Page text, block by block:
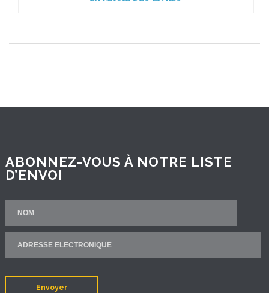
ABONNEZ-VOUS À NOTRE LISTE
D’ENVOI
Envoyer